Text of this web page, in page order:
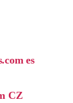
es
CZ